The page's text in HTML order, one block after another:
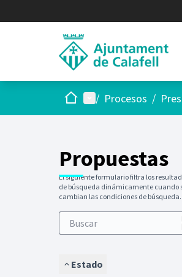
InicioMenú principal
/ Procesos /
Propuestas
El siguiente formulario filtra los
de búsqueda dinámicamente cuando
cambian las condiciones de búsqueda.
Estado